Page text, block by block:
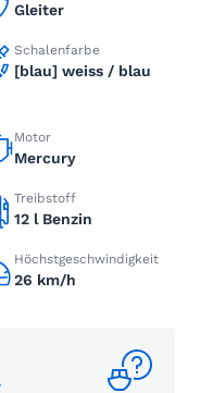
Gleiter
Schalenfarbe
[blau] weiss / blau
Motor
Mercury
Treibstoff
12 l Benzin
Höchstgeschwindigkeit
26 km/h